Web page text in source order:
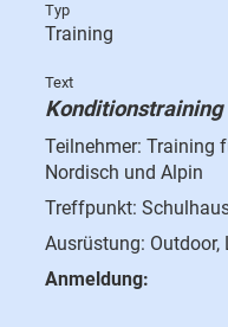
Typ
Training
Text
Teilnehmer: Training
Nordisch und Alpin
Treffpunkt:
Ausrüstung: Outdoor,
Anmeldung: